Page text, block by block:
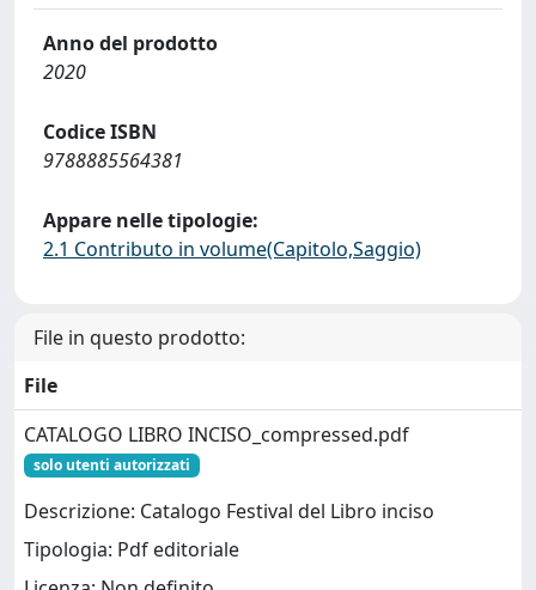
Anno del prodotto
2020
Codice ISBN
9788885564381
Appare nelle tipologie:
2.1 Contributo in volume(Capitolo,Saggio)
File in questo prodotto:
File
CATALOGO LIBRO INCISO_compressed.pdf
solo utenti autorizzati
Descrizione: Catalogo Festival del Libro inciso
Tipologia: Pdf editoriale